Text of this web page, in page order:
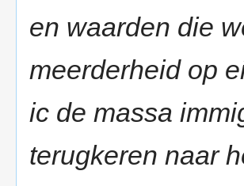
en waarden die
meerderheid op
ic de massa
terugkeren naar